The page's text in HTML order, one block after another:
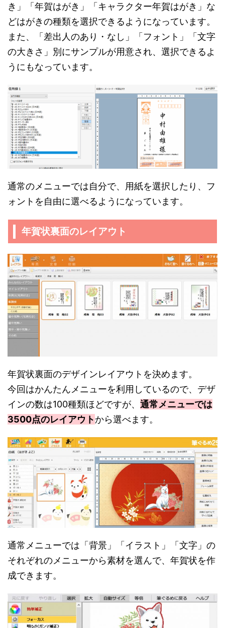
き」「年賀はがき」「キャラクター年賀はがき」な
どはがきの種類を選択できるようになっています。
また、「差出人のあり・なし」「フォント」「文字
の大きさ」別にサンプルが用意され、選択できるよ
うにもなっています。
通常のメニューでは自分で、用紙を選択したり、フ
ォントを自由に選べるようになっています。
年賀状裏面のレイアウト
年賀状裏面のデザインレイアウトを決めます。
今回はかんたんメニューを利用しているので、デザ
インの数は100種類ほどですが、 通常メニューでは
3500点のレイアウトから選べます。
通常メニューでは「背景」「イラスト」「文字」の
それぞれのメニューから素材を選んで、年賀状を作
成できます。